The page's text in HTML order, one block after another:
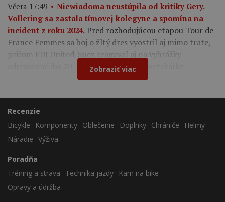
Včera 17:49
Niewiadoma neustúpila od kritiky Gery.
Vollering sa zastala tímovej kolegyne a spomína na
incident z roku 2024. Pred rozhodujúcou etapou Tour de
France Femmes sa boj o žltý dres vyostril aj mimo trate,
pričom FDJ United-Suez reagoval aj na vyhrážky
adresované iba 20-ročnej francúzskej pretekárke.
Zobraziť viac
Recenzie
Bicykle
Komponenty Oblečenie Doplnky Chrániče
Helmy
Náradie Výživa
Poradňa
Tréning a strava
Technika jazdy
Kam na bike
Opravy a údržba